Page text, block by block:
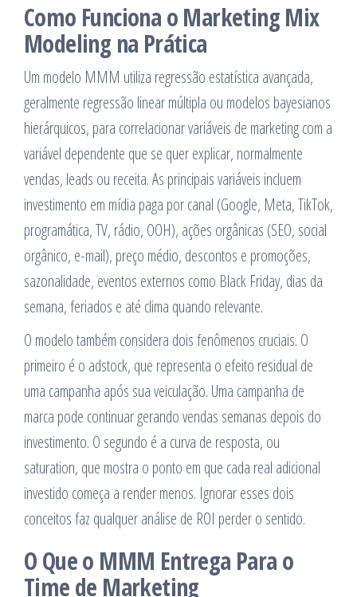
Como Funciona o Marketing Mix
Modeling na Prática
Um modelo MMM utiliza regressão estatística avançada,
geralmente regressão linear múltipla ou modelos bayesianos
hierárquicos, para correlacionar variáveis de marketing com a
variável dependente que se quer explicar, normalmente
vendas, leads ou receita. As principais variáveis incluem
investimento em mídia paga por canal (Google, Meta, TikTok,
programática, TV, rádio, OOH), ações orgânicas (SEO, social
orgânico, e-mail), preço médio, descontos e promoções,
sazonalidade, eventos externos como Black Friday, dias da
semana, feriados e até clima quando relevante.
O modelo também considera dois fenômenos cruciais. O
primeiro é o adstock, que representa o efeito residual de
uma campanha após sua veiculação. Uma campanha de
marca pode continuar gerando vendas semanas depois do
investimento. O segundo é a curva de resposta, ou
saturation, que mostra o ponto em que cada real adicional
investido começa a render menos. Ignorar esses dois
conceitos faz qualquer análise de ROI perder o sentido.
O Que o MMM Entrega Para o
Time de Marketing